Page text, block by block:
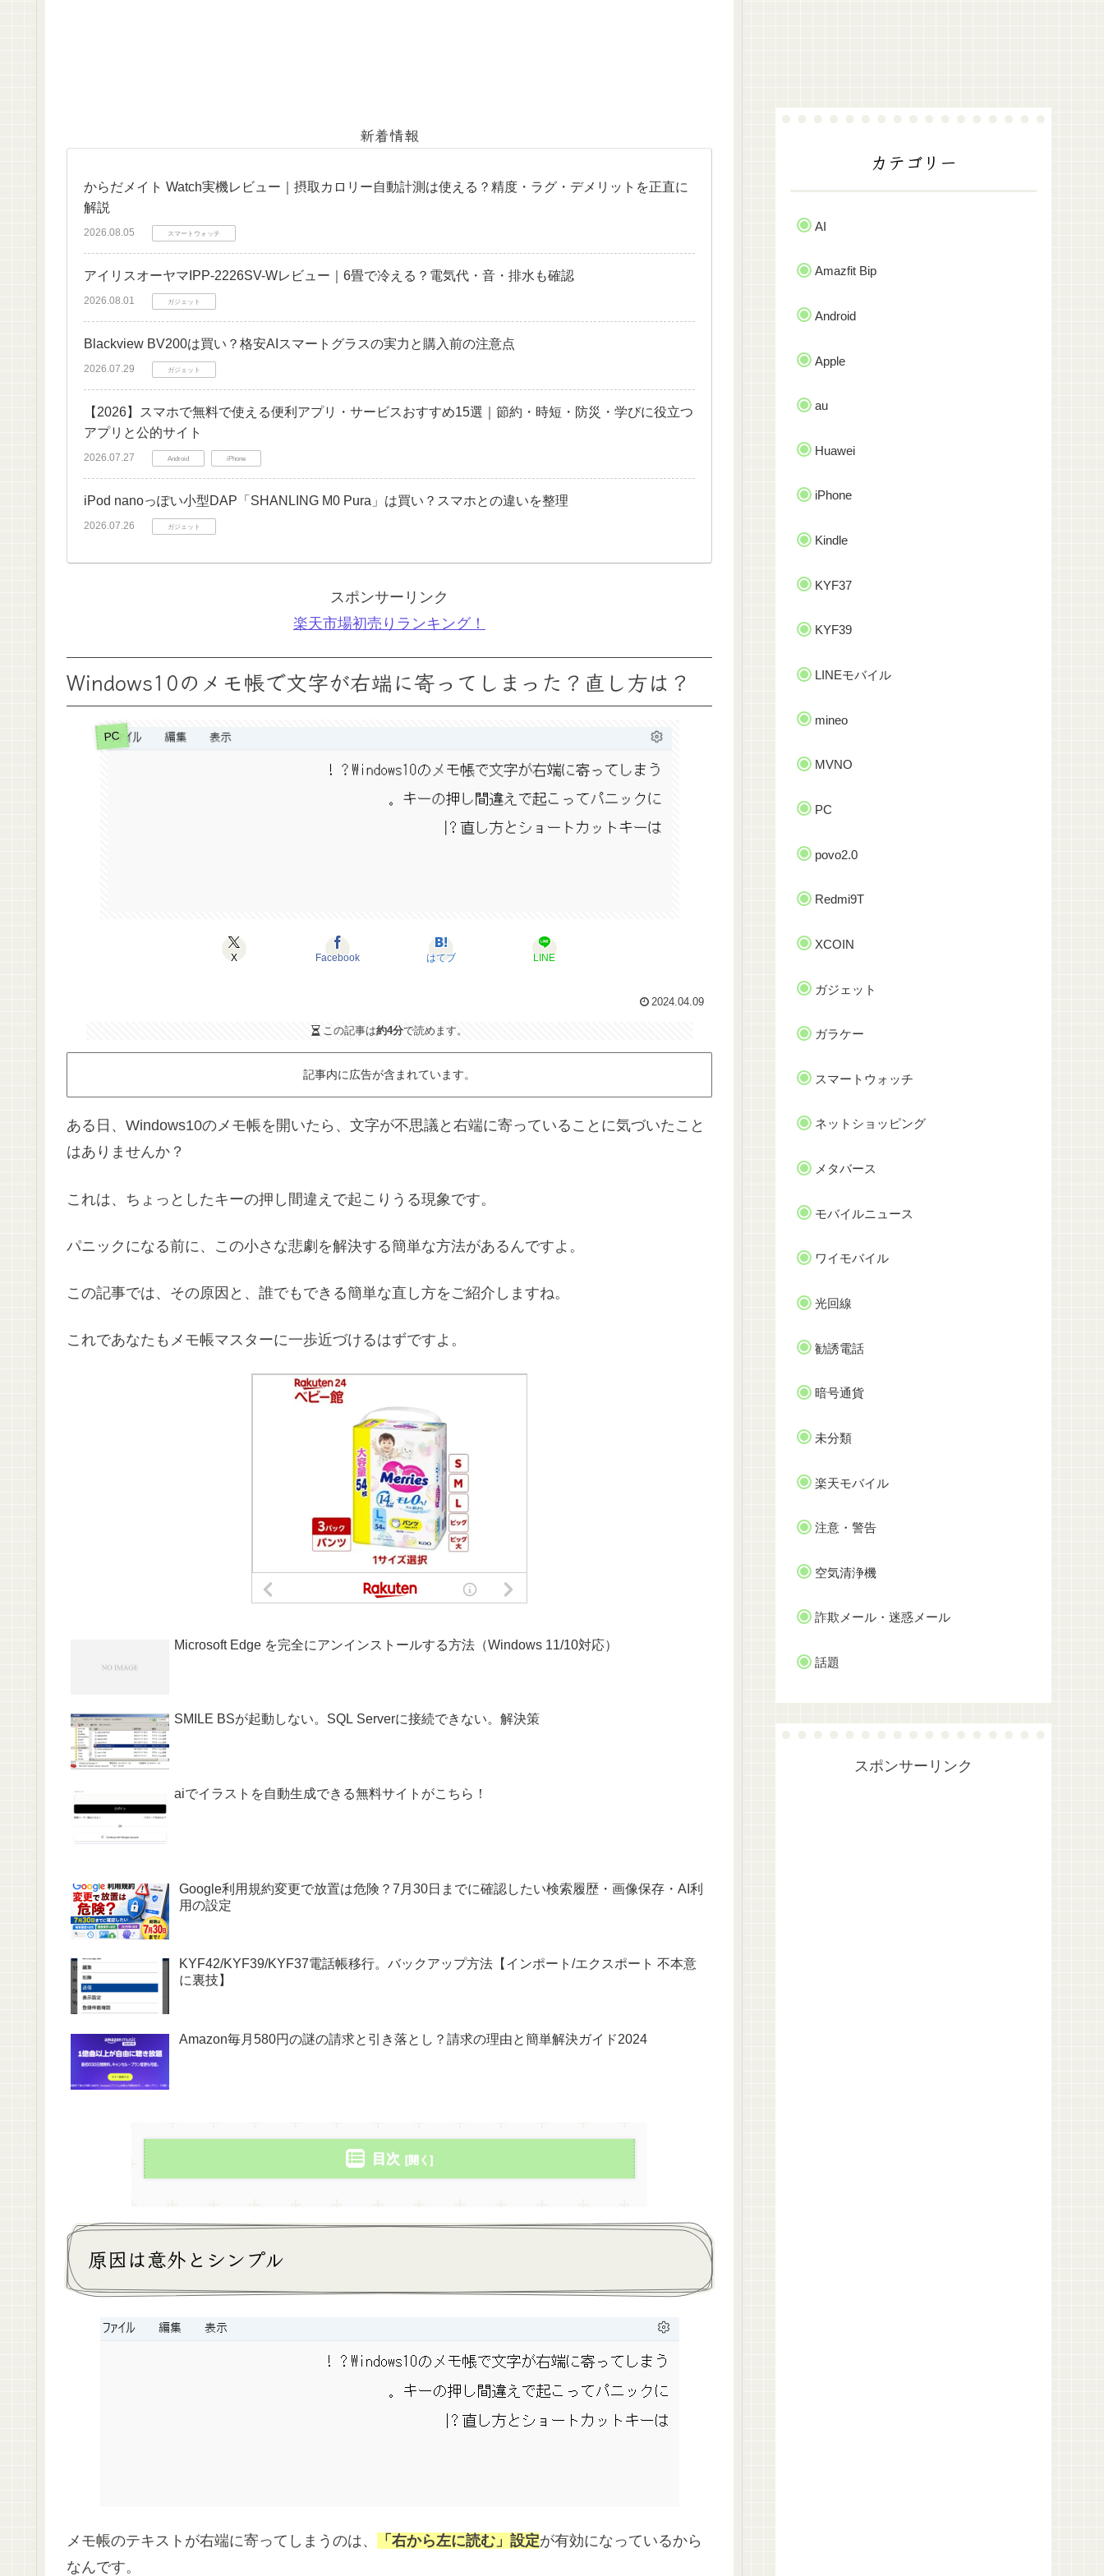
新着情報
からだメイト Watch実機レビュー｜摂取カロリー自動計測は使える？精度・ラグ・デメリットを正直に
解説
2026.08.05 スマートウォッチ
アイリスオーヤマIPP-2226SV-Wレビュー｜6畳で冷える？電気代・音・排水も確認
2026.08.01 ガジェット
Blackview BV200は買い？格安AIスマートグラスの実力と購入前の注意点
2026.07.29 ガジェット
【2026】スマホで無料で使える便利アプリ・サービスおすすめ15選｜節約・時短・防災・学びに役立つ
アプリと公的サイト
2026.07.27 Android iPhone
iPod nanoっぽい小型DAP「SHANLING M0 Pura」は買い？スマホとの違いを整理
2026.07.26 ガジェット
スポンサーリンク
楽天市場初売りランキング！
Windows10のメモ帳で文字が右端に寄ってしまった？直し方は？
PC
X Facebook はてブ LINE
2024.04.09
この記事は約4分で読めます。
記事内に広告が含まれています。
ある日、Windows10のメモ帳を開いたら、文字が不思議と右端に寄っていることに気づいたこと
はありませんか？
これは、ちょっとしたキーの押し間違えで起こりうる現象です。
パニックになる前に、この小さな悲劇を解決する簡単な方法があるんですよ。
この記事では、その原因と、誰でもできる簡単な直し方をご紹介しますね。
これであなたもメモ帳マスターに一歩近づけるはずですよ。
Microsoft Edge を完全にアンインストールする方法（Windows 11/10対応）
SMILE BSが起動しない。SQL Serverに接続できない。解決策
aiでイラストを自動生成できる無料サイトがこちら！
Google利用規約変更で放置は危険？7月30日までに確認したい検索履歴・画像保存・AI利
用の設定
KYF42/KYF39/KYF37電話帳移行。バックアップ方法【インポート/エクスポート 不本意
に裏技】
Amazon毎月580円の謎の請求と引き落とし？請求の理由と簡単解決ガイド2024
目次
原因は意外とシンプル
メモ帳のテキストが右端に寄ってしまうのは、 「右から左に読む」設定が有効になっているから
なんです。
カテゴリー
AI
Amazfit Bip
Android
Apple
au
Huawei
iPhone
Kindle
KYF37
KYF39
LINEモバイル
mineo
MVNO
PC
povo2.0
Redmi9T
XCOIN
ガジェット
ガラケー
スマートウォッチ
ネットショッピング
メタバース
モバイルニュース
ワイモバイル
光回線
勧誘電話
暗号通貨
未分類
楽天モバイル
注意・警告
空気清浄機
詐欺メール・迷惑メール
話題
スポンサーリンク